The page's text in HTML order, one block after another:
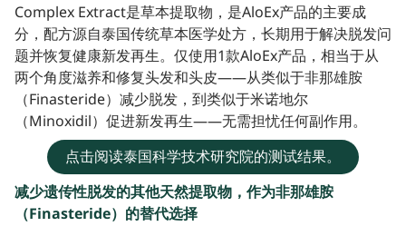
Complex Extract是草本提取物，是AloEx产品的主要成
分，配方源自泰国传统草本医学处方，长期用于解决脱发问
题并恢复健康新发再生。仅使用1款AloEx产品，相当于从
两个角度滋养和修复头发和头皮——从类似于非那雄胺
（Finasteride）减少脱发，到类似于米诺地尔
（Minoxidil）促进新发再生——无需担忧任何副作用。
点击阅读泰国科学技术研究院的测试结果。
减少遗传性脱发的其他天然提取物，作为非那雄胺
（Finasteride）的替代选择